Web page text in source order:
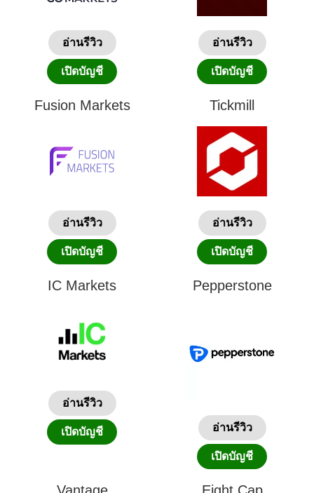
อ่านรีวิว
เปิดบัญชี
อ่านรีวิว
เปิดบัญชี
Fusion Markets
อ่านรีวิว
เปิดบัญชี
Tickmill
อ่านรีวิว
เปิดบัญชี
IC Markets
อ่านรีวิว
เปิดบัญชี
Pepperstone
อ่านรีวิว
เปิดบัญชี